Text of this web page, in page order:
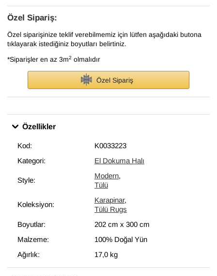
Özel Sipariş:
Özel siparişinize teklif verebilmemiz için lütfen aşağıdaki butona
tıklayarak istediğiniz boyutları belirtiniz.
*Siparişler en az 3m2 olmalıdır
Özel Sipariş
Özellikler
Kod:
K0033223
Kategori:
El Dokuma Halı
Style:
Modern,
Tülü
Koleksiyon:
Karapinar,
Tülü Rugs
Boyutlar:
202 cm x 300 cm
Malzeme:
100% Doğal Yün
Ağırlık:
17,0 kg